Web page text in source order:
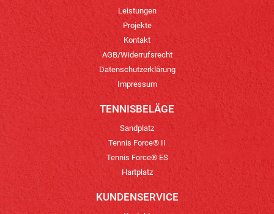
Leistungen
Projekte
Kontakt
AGB/Widerrufsrecht
Datenschutzerklärung
Impressum
TENNISBELÄGE
Sandplatz
Tennis Force® II
Tennis Force® ES
Hartplatz
KUNDENSERVICE